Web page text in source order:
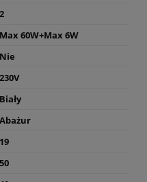
2
Max 60W+Max 6W
Nie
230V
Biały
Abażur
19
50